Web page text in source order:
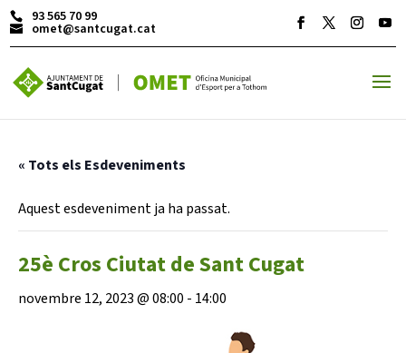
93 565 70 99
omet@santcugat.cat
« Tots els Esdeveniments
Aquest esdeveniment ja ha passat.
25è Cros Ciutat de Sant Cugat
novembre 12, 2023 @ 08:00 - 14:00
ACTIVITATS D'ESTIU
MÓN ESCOLAR
ALBERG CENTRE ESPLAI